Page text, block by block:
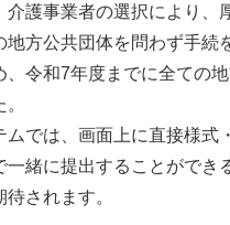
護事業者の選択により、
地方公共団体を問わず手
、令和7年度までに全ての
。
では、画面上に直接様式
一緒に提出することができ
されます。